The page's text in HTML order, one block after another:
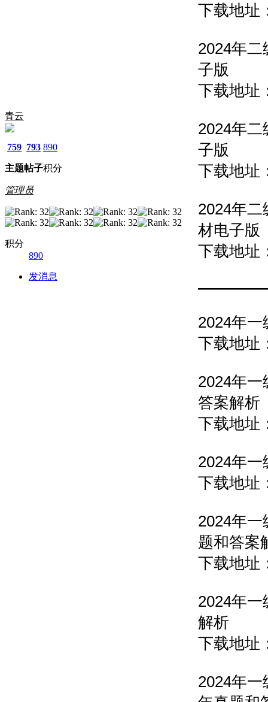
青云
759
主题
793
帖子
890
积分
管理员
积分
890
发消息
下载地址
2024年
子版
下载地址
2024年
子版
下载地址
2024年
材电子
下载地址
2024年
下载地址
2024年
答案解
下载地址
2024年
下载地址
2024年
题和答
下载地址
2024年
解析
下载地址
2024年